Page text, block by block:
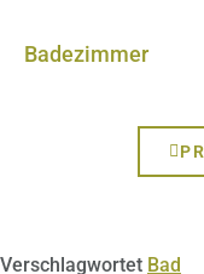
Badezimmer
Verschlagwortet Bad